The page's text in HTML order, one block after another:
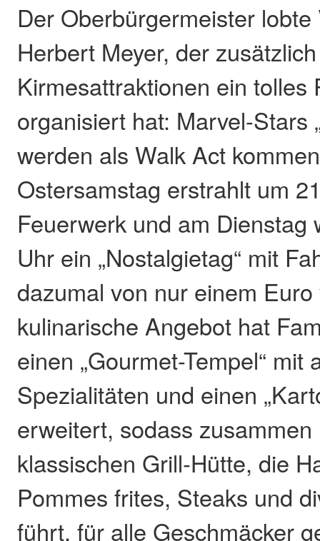
Der Oberbürgermeister
Herbert Meyer, der
Kirmesattraktionen ein tolles
organisiert hat: Marvel-Stars
werden als Walk Act
Ostersamstag erstrahlt um
Feuerwerk und am Dienstag
Uhr ein „Nostalgietag“ mit
dazumal von nur einem
kulinarische Angebot hat
einen „Gourmet-Tempel“ mit
Spezialitäten und einen
erweitert, sodass
klassischen Grill-Hütte, die
Pommes frites, Steaks und
führt, für alle Geschmäcker